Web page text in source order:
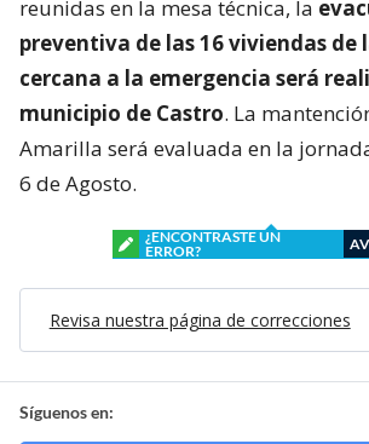
reunidas en la mesa técnica, la
preventiva de las 16 viviendas de
cercana a la emergencia será
municipio de Castro. La
Amarilla será evaluada en la
6 de Agosto.
¿ENCONTRASTE UN
ERROR?
Revisa nuestra página de correcciones
Síguenos en: